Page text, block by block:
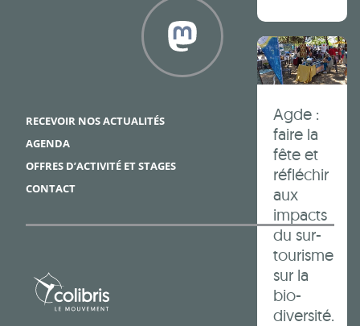
Agde :
faire la
fête et
réfléchir
aux
impacts
du sur-
tourisme
sur la
bio-
diversité.
RECEVOIR NOS ACTUALITÉS
AGENDA
OFFRES D’ACTIVITÉ ET STAGES
CONTACT